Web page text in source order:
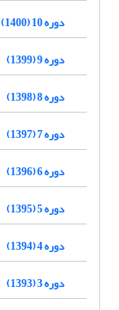
دوره 10 (1400)
دوره 9 (1399)
دوره 8 (1398)
دوره 7 (1397)
دوره 6 (1396)
دوره 5 (1395)
دوره 4 (1394)
دوره 3 (1393)